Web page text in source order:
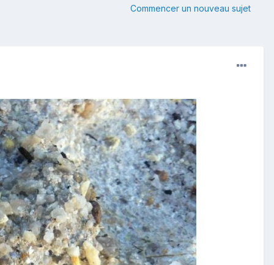
Commencer un nouveau sujet